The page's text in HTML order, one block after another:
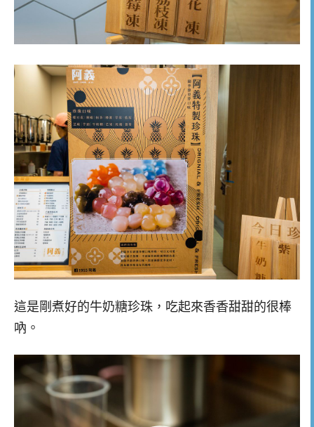
這是剛煮好的牛奶糖珍珠，吃起來香香甜甜的很棒
吶。